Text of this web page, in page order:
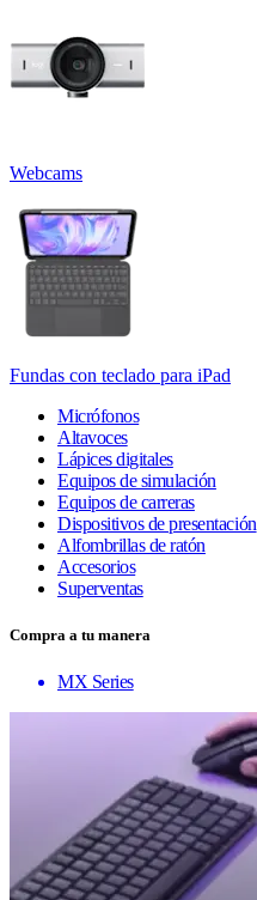
Webcams
Fundas con teclado para iPad
Micrófonos
Altavoces
Lápices digitales
Equipos de simulación
Equipos de carreras
Dispositivos de presentación
Alfombrillas de ratón
Accesorios
Superventas
Compra a tu manera
MX Series